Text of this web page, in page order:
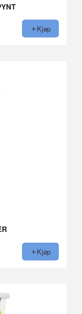
Kjøp
Kjøp